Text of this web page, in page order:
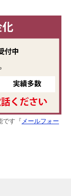
です『 メールフォー